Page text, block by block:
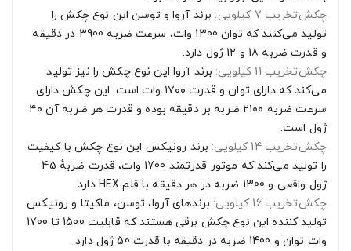
چکش‌تخریب 7 کیلویی:
برند آروا و توسن این نوع چکش را
تولید می‌کنند که توان 1300 وات، سرعت ضربه 3900 در دقیقه
و قدرت ضربه 18 و 12 ژول دارد.
چکش‌تخریب 11 کیلویی:
برند آروا این نوع چکش را نیز تولید
می‌کند که دارای توان و قدرت ۱۷۰۰ وات است. این چکش دارای
سرعت ضربه ۲۱۰۰ ضربه بر دقیقه بوده و قدرت هر ضربه آن ۴۰
ژول است.
چکش‌تخریب 14 کیلویی:
برند رونیکس این نوع چکش با کیفیت
را تولید می‌کند که موتور قدرتمند 1700 وات، قدرت ضربهٔ 45
ژول واقعی و 1300 ضربه در هر دقیقه با قلم HEX دارد.
چکش‌تخریب 16 کیلویی:
برندهای آروا، توسن، ماکیتا و رونیکس
تولید کننده این نوع چکش برقی هستند که قابلیت 1500 تا 1700
وات توان و 1400 ضربه در دقیقه با قدرت 50 ژول دارد.